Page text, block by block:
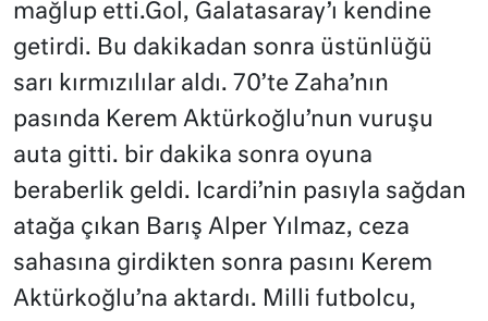
mağlup etti.Gol, Galatasaray’ı kendine
getirdi. Bu dakikadan sonra üstünlüğü
sarı kırmızılılar aldı. 70’te Zaha’nın
pasında Kerem Aktürkoğlu’nun vuruşu
auta gitti. bir dakika sonra oyuna
beraberlik geldi. Icardi’nin pasıyla sağdan
atağa çıkan Barış Alper Yılmaz, ceza
sahasına girdikten sonra pasını Kerem
Aktürkoğlu’na aktardı. Milli futbolcu,